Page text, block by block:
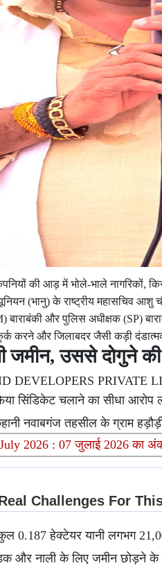
की आड़ में भोले-भाले नागरिकों,
(भानु) के राष्ट्रीय महासचिव आशु
और पुलिस अधीक्षक (SP)
करने और जिलाबदर जैसी कड़ी
उससे दोगुने की
DEVELOPERS
सिंडिकेट चलाने का सीधा आरोप
नवाबगंज तहसील के ग्राम
2026 : 07 जुलाई 2026 का
0.187 हेक्टेयर यानी लगभग
और नाली के लिए जमीन छोड़ने